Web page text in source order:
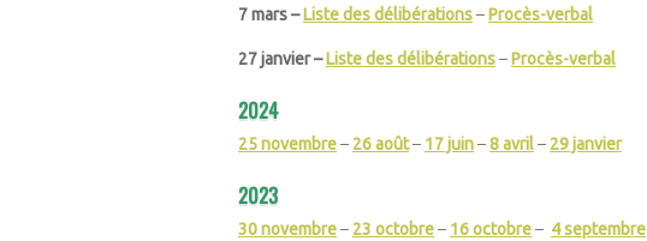
7 mars –Liste des délibérations–Procès-verbal
27 janvier –Liste des délibérations–Procès-verbal
2024
25 novembre– 26 août– 17 juin–8 avril– 29 janvier
2023
30 novembre– 23 octobre– 16 octobre– 4 septembre